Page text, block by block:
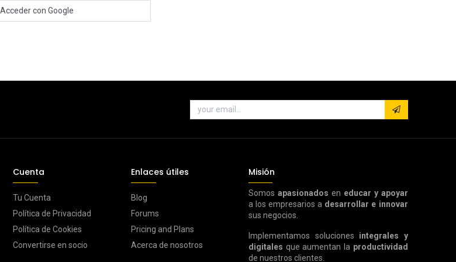
Acceder con Google
Cuenta
Tu Cuenta
Política de Privacidad
Política de Cookies
Convertirse en socio
Enlaces útiles
Blog
Forums
Pricing and Plans
Acerca de nosotros
Misión
Somosapasionados en educar y apoyar
a los empresarios a desarrollar e innovar
sus negocios.
Implementamos soluciones integrales y
digitales que aumentan la productividad
de nuestros clientes.